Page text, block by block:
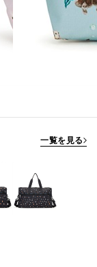
一覧を見る